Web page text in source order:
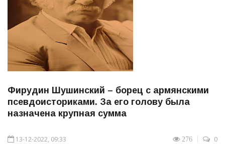
Фирудин Шушинский – борец с армянскими
псевдоисториками. За его голову была
назначена крупная сумма
13-12-2022, 09:33 276 0